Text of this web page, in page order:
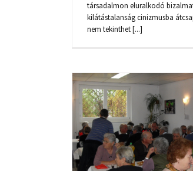
társadalmon eluralkodó
kilátástalanság cinizmusba
nem tekinthet [...]
BRASSÓBAN